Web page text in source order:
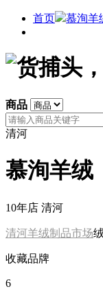
首页 慕洵羊
商品
清河
慕洵羊绒
10年店 清河
清河羊绒制品市场
收藏品牌
6